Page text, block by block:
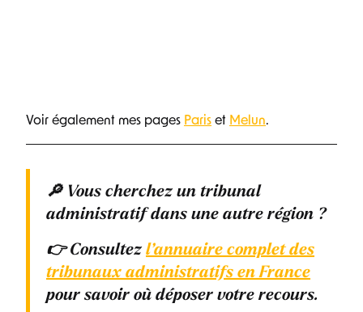
Voir également mes pages Paris et Melun.
🔎 Vous cherchez un tribunal
administratif dans une autre région ?
👉 Consultez l’annuaire complet des
tribunaux administratifs en France
pour savoir où déposer votre recours.